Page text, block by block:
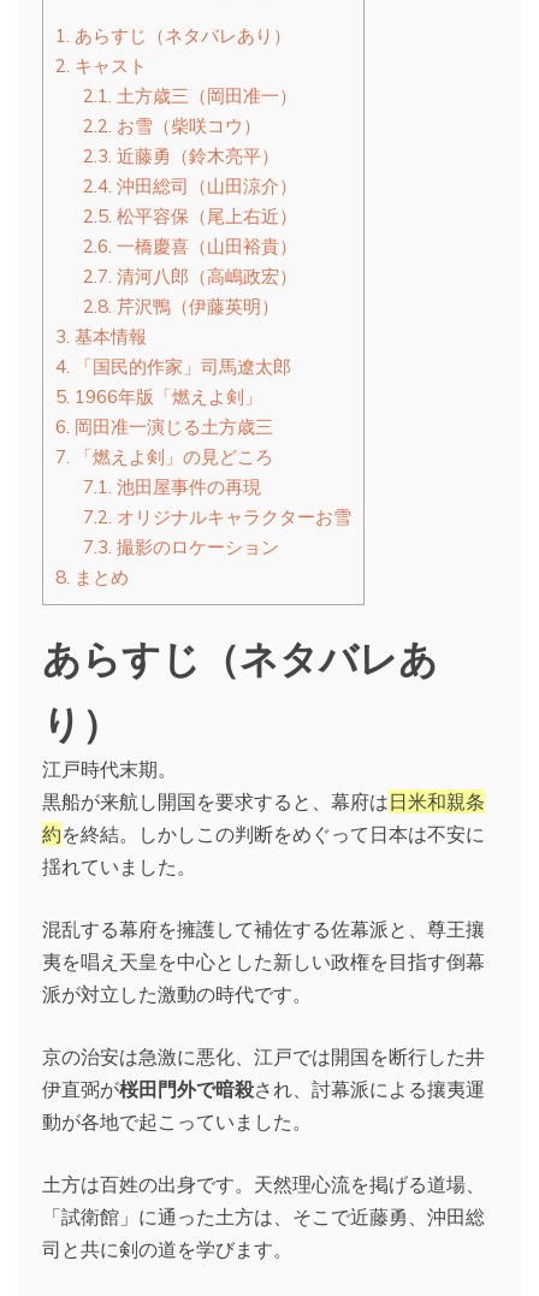
1.
あらすじ（ネタバレあり）
2. キャスト
2.1.
土方歳三（岡田准一）
2.2. お雪（柴咲コウ）
2.3. 近藤勇（鈴木亮平）
2.4. 沖田総司（山田涼介）
2.5. 松平容保（尾上右近）
2.6. 一橋慶喜（山田裕貴）
2.7. 清河八郎（高嶋政宏）
2.8. 芹沢鴨（伊藤英明）
3. 基本情報
4.
「国民的作家」司馬遼太郎
5. 1966年版「燃えよ剣」
6. 岡田准一演じる土方歳三
7.
「燃えよ剣」の見どころ
7.1. 池田屋事件の再現
7.2. オリジナルキャラクターお雪
7.3. 撮影のロケーション
8. まとめ
あらすじ（ネタバレあ
り）
江戸時代末期。
黒船が来航し開国を要求すると、幕府は日米和親条
約を終結。しかしこの判断をめぐって日本は不安に
揺れていました。
混乱する幕府を擁護して補佐する佐幕派と、尊王攘
夷を唱え天皇を中心とした新しい政権を目指す倒幕
派が対立した激動の時代です。
京の治安は急激に悪化、江戸では開国を断行した井
伊直弼が桜田門外で暗殺され、討幕派による攘夷運
動が各地で起こっていました。
土方は百姓の出身です。天然理心流を掲げる道場、
「試衛館」に通った土方は、そこで近藤勇、沖田総
司と共に剣の道を学びます。